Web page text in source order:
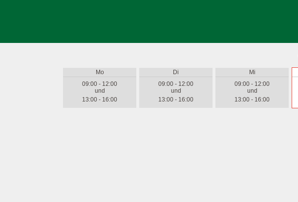
Mo
09:00 - 12:00
und
13:00 - 16:00
Di
09:00 - 12:00
und
13:00 - 16:00
Mi
09:00 - 12:00
und
13:00 - 16:00